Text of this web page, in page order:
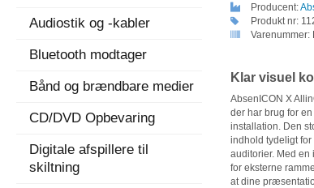
Audiostik og -kabler
Bluetooth modtager
Bånd og brændbare medier
CD/DVD Opbevaring
Digitale afspillere til
skiltning
Producent:
Produkt nr:
Varenummer:
Klar visuel
AbsenICON X
der har brug for
installation. Den
indhold tydeligt
auditorier. Med en
for eksterne
at dine